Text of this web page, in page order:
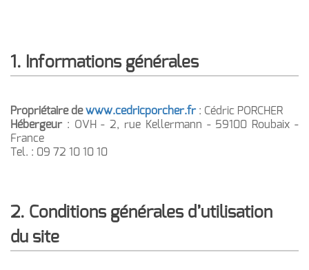
1. Informations générales
Propriétaire dewww.cedricporcher.fr: Cédric PORCHER
Hébergeur : OVH - 2, rue Kellermann - 59100 Roubaix -
France
Tel. : 09 72 10 10 10
2. Conditions générales d’utilisation
du site